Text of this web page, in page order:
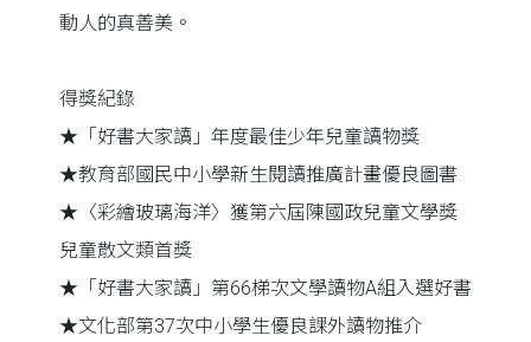
動人的真善美。
得獎紀錄
★「好書大家讀」年度最佳少年兒童讀物獎
★教育部國民中小學新生閱讀推廣計畫優良圖書
★〈彩繪玻璃海洋〉獲第六屆陳國政兒童文學獎
兒童散文類首獎
★「好書大家讀」第66梯次文學讀物A組入選好書
★文化部第37次中小學生優良課外讀物推介